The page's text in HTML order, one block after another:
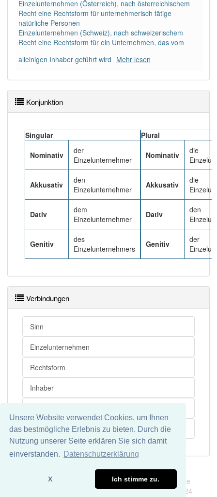
Unsere Website verwendet Cookies, um Ihnen
das bestmögliche Erlebnis zu bieten. Durch die
Nutzung unserer Seite erklären Sie sich damit
einverstanden.
Datenschutzerklärung
X Ich stimme zu.
Einzelunternehmen (Österreich), nach österreichischem
Recht eine Rechtsform für unternehmerisch tätige
natürliche Personen
Einzelunternehmen (Schweiz), nach schweizerischem
Recht eine Rechtsform für ein Unternehmen, das vom
alleinigen Inhaber geführt wird Mehr lesen
Konjunktion
Singular
Nominativ
der
Einzelunternehmer
Akkusativ
den
Einzelunternehmer
Dativ
dem
Einzelunternehmer
Genitiv
des
Einzelunternehmers
Plural
Nominativ
die
Akkusativ
die
Dativ
den
Genitiv
der
Verbindungen
Sinn
Einzelunternehmen
Rechtsform
Inhaber
Recht
Datenschutz
Wir übernehmen keine Garantie und keine Haftung für die
Richtigkeit und Vollständigkeit dieser Seite. DDDEasy 2024